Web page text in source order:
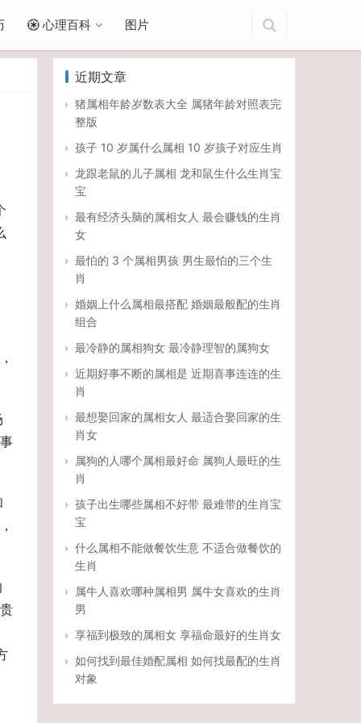
心理百科 图片
近期文章
猪属相年龄岁数表大全 属猪年龄对照表完
整版
孩子 10 岁属什么属相 10 岁孩子对应生肖
龙跟老鼠的儿子属相 龙和鼠生什么生肖宝
宝
最有经济头脑的属相女人 最会赚钱的生肖
女
最怕的 3 个属相男孩 男生最怕的三个生
肖
婚姻上什么属相最搭配 婚姻最般配的生肖
组合
最冷静的属相狗女 最冷静理智的属狗女
近期好事不断的属相是 近期喜事连连的生
肖
最想娶回家的属相女人 最适合娶回家的生
肖女
属狗的人哪个属相最好命 属狗人最旺的生
肖
孩子出生哪些属相不好带 最难带的生肖宝
宝
什么属相不能做餐饮生意 不适合做餐饮的
生肖
属牛人喜欢哪种属相男 属牛女喜欢的生肖
男
享福到极致的属相女 享福命最好的生肖女
如何找到最佳婚配属相 如何找最配的生肖
对象